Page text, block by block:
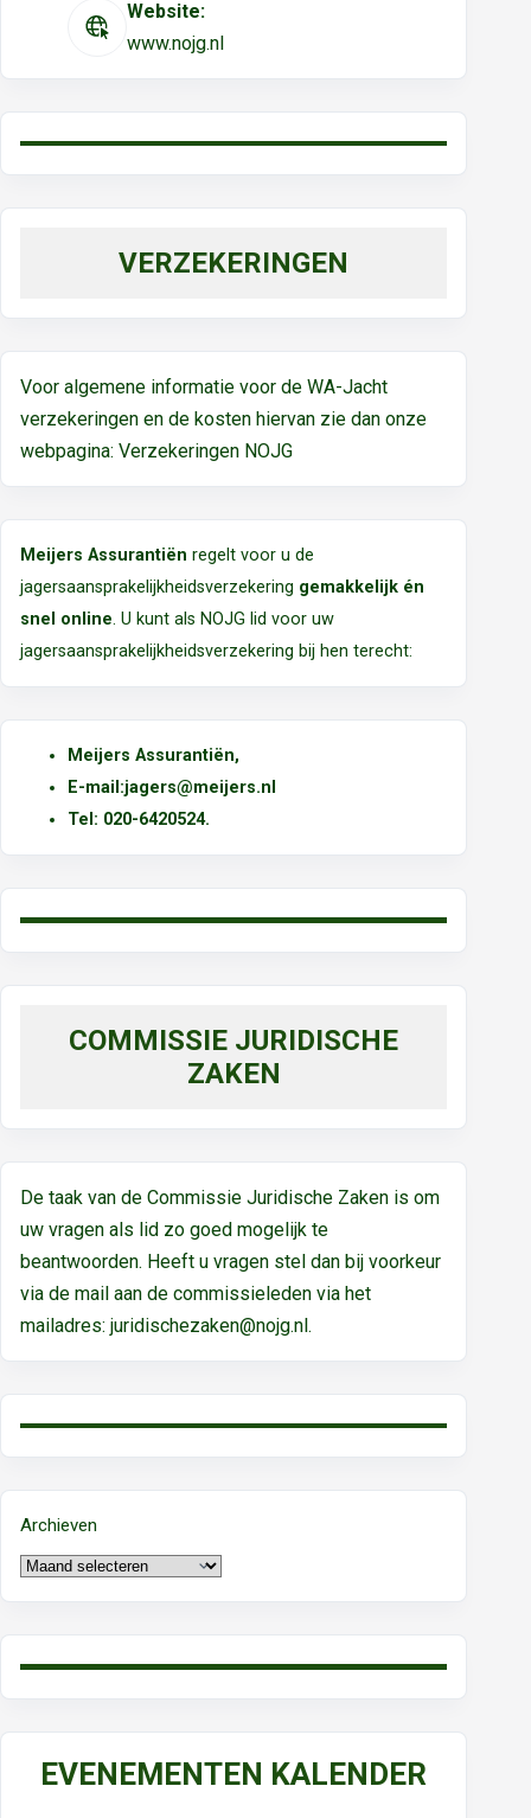
Website:
www.nojg.nl
VERZEKERINGEN
Voor algemene informatie voor de WA-Jacht
verzekeringen en de kosten hiervan zie dan onze
webpagina: Verzekeringen NOJG
Meijers Assurantiën regelt voor u de
jagersaansprakelijkheidsverzekering gemakkelijk én
snel online. U kunt als NOJG lid voor uw
jagersaansprakelijkheidsverzekering bij hen terecht:
Meijers Assurantiën,
E-mail:jagers@meijers.nl
Tel: 020-6420524.
COMMISSIE JURIDISCHE
ZAKEN
De taak van de Commissie Juridische Zaken is om
uw vragen als lid zo goed mogelijk te
beantwoorden. Heeft u vragen stel dan bij voorkeur
via de mail aan de commissieleden via het
mailadres: juridischezaken@nojg.nl.
Archieven
EVENEMENTEN KALENDER